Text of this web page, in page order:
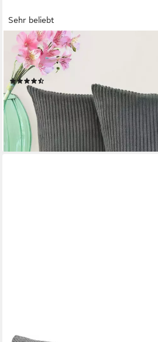
Sehr beliebt
AMILIAN
Dekokissen Sofakissen Couchkissen
Kissenbezug, weich, Hotelverschluss,
ab 18,99 € 26,99 €
-30%
lieferbar - in 3-4 Werktagen bei dir
+8